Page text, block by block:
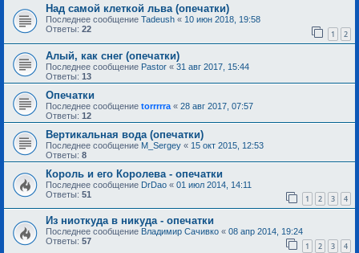
Над самой клеткой льва (опечатки)
Последнее сообщение Tadeush « 10 июн 2018, 19:58
Ответы: 22 1 2
Алый, как снег (опечатки)
Последнее сообщение Pastor « 31 авг 2017, 15:44
Ответы: 13
Опечатки
Последнее сообщение torrrrra « 28 авг 2017, 07:57
Ответы: 12
Вертикальная вода (опечатки)
Последнее сообщение M_Sergey « 15 окт 2015, 12:53
Ответы: 8
Король и его Королева - опечатки
Последнее сообщение DrDao « 01 июл 2014, 14:11
Ответы: 51 1 2 3 4
Из ниоткуда в никуда - опечатки
Последнее сообщение Владимир Сачивко « 08 апр 2014, 19:24
Ответы: 57 1 2 3 4